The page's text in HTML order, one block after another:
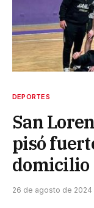
DEPORTES
San
pisó
domicilio
26 de agosto de 2024